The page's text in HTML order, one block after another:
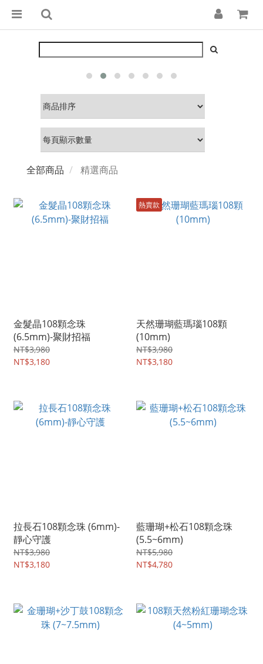
全部商品 精選商品
金髮晶108顆念珠
(6.5mm)-聚財招福
NT$3,980
NT$3,180
熱賣款
天然珊瑚藍瑪瑙108顆
(10mm)
NT$3,980
NT$3,180
拉長石108顆念珠 (6mm)-
靜心守護
NT$3,980
NT$3,180
藍珊瑚+松石108顆念珠
(5.5~6mm)
NT$5,980
NT$4,780